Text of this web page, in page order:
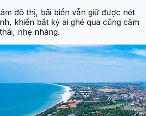
đô thị, bãi biển vẫn giữ được nét
khiến bất kỳ ai ghé qua cũng cảm
nhẹ nhàng.